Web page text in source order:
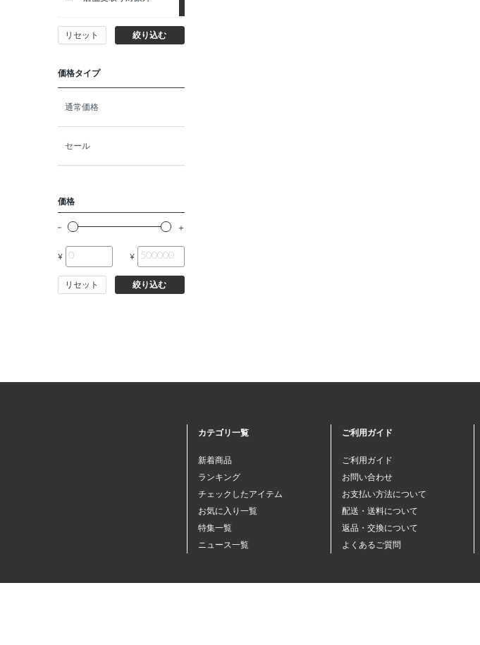
猫ドライフード
猫ウェットフード
その他ペット用品
小動物・鳥フード
リセット 絞り込む
価格タイプ
通常価格
セール
価格
¥ ¥
リセット 絞り込む
カテゴリ一覧
新着商品
ランキング
チェックしたアイテム
お気に入り一覧
特集一覧
ニュース一覧
ご利用ガイド
ご利用ガイド
お問い合わせ
お支払い方法について
配送・送料について
返品・交換について
よくあるご質問